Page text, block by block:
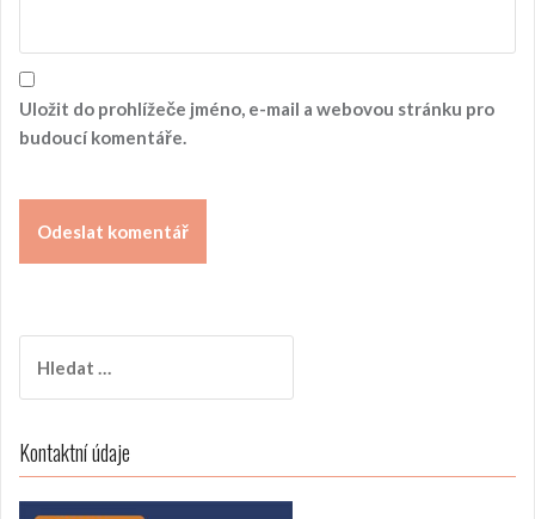
Uložit do prohlížeče jméno, e-mail a webovou stránku pro
budoucí komentáře.
h
e
Kontaktní údaje